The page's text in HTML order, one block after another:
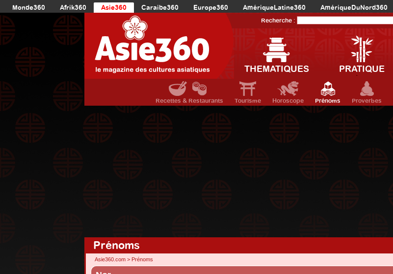
Monde360 Afrik360 Asie360 Caraibe360 Europe360 AmériqueLatine360 AmériqueDuNord360
Recherche :
THEMATIQUES PRATIQUE
Recettes & Restaurants Tourisme Horoscope Prénoms Proverbes
Prénoms
Asie360.com > Prénoms